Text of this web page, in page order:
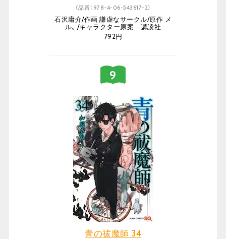
（品番：978-4-06-543617-2）
石沢庸介/作画 謙虚なサークル/原作 メ
ル。/キャラクター原案 講談社
792円
青の祓魔師 34